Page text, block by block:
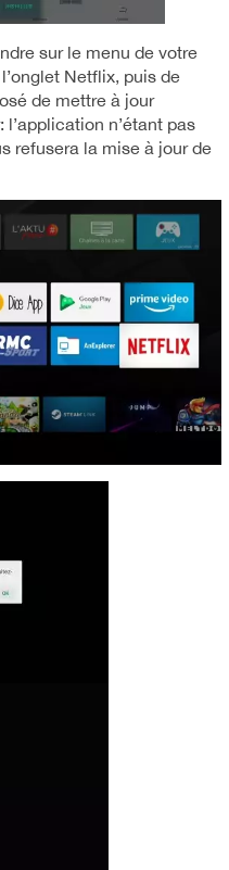
sur le menu de votre
Netflix, puis de
de mettre à jour
n’étant pas
refusera la mise à jour de